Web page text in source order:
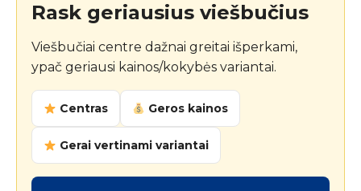
Rask geriausius viešbučius
Viešbučiai centre dažnai greitai išperkami,
ypač geriausi kainos/kokybės variantai.
Centras Geros kainos
Gerai vertinami variantai